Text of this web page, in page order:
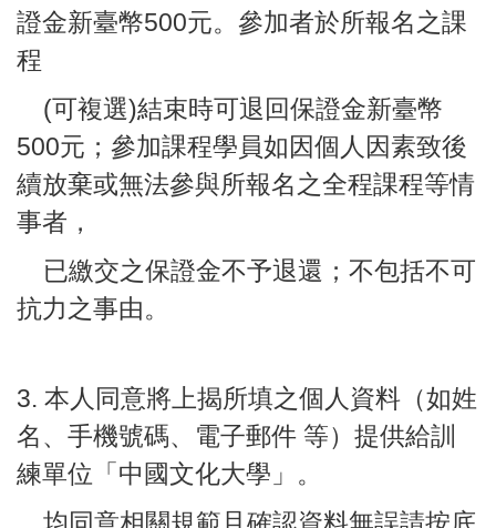
證金新臺幣500元。參加者於所報名之課
程
(可複選)結束時可退回保證金新臺幣
500元；參加課程學員如因個人因素致後
續放棄或無法參與所報名之全程課程等情
事者，
已繳交之保證金不予退還；不包括不可
抗力之事由。
3. 本人同意將上揭所填之個人資料（如姓
名、手機號碼、電子郵件 等）提供給訓
練單位「中國文化大學」。